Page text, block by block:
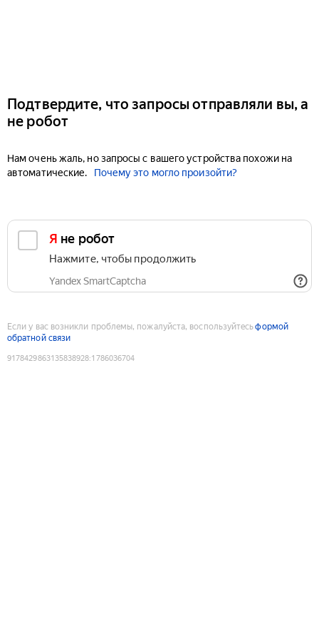
Подтвердите, что запросы отправляли вы, а
не робот
Нам очень жаль, но запросы с вашего устройства похожи на
автоматические.
Почему это могло произойти?
Я не робот
Нажмите, чтобы продолжить
Yandex SmartCaptcha
Если у вас возникли проблемы, пожалуйста, воспользуйтесьформой
обратной связи
9178429863135838928:1786036704